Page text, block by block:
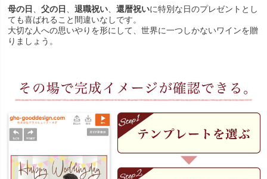
母の日
父の日 退職祝い 還暦祝いに特別な日のプレゼントとし
ても喜ばれること間違いなしです。
大切な人への思いやりを形にして、世界に一つしかないワインを贈
りましょう。